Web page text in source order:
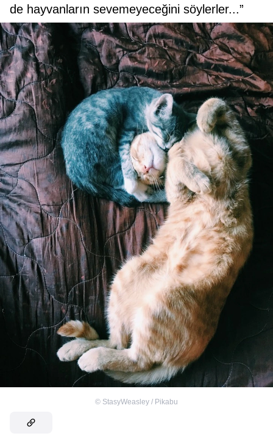
de hayvanların sevemeyeceğini söylerler...”
© StasyWeasley / Pikabu